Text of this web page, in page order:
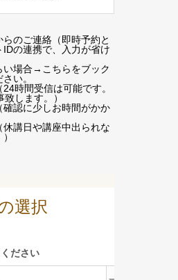
のご連絡（即時予約と
の連携で、入力が省け
い場合→こちらをブック
い。
時間受信は可能です。
します。）
認に少しお時間がかか
講日や講座中出られな